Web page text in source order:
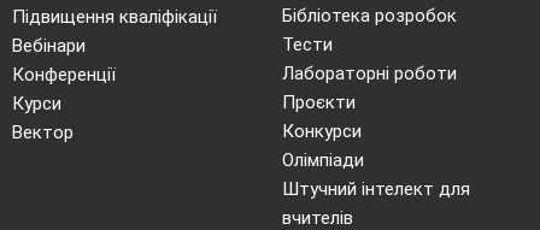
Підвищення кваліфікації
Вебінари
Конференції
Курси
Вектор
Бібліотека розробок
Тести
Лабораторні роботи
Проєкти
Конкурси
Олімпіади
Штучний інтелект для
вчителів